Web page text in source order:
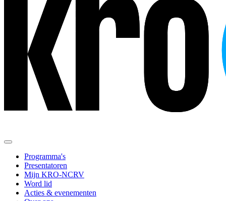
Programma's
Presentatoren
Mijn KRO-NCRV
Word lid
Acties & evenementen